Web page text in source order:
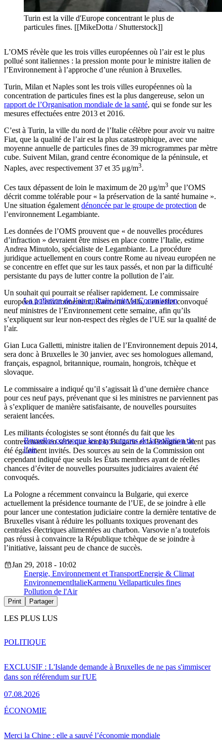
Turin est la ville d'Europe concentrant le plus de
particules fines. [[MikeDotta / Shutterstock]]
L’OMS révèle que les trois villes européennes où l’air est le plus
pollué sont italiennes : la pression monte pour le ministre italien de
l’Environnement à l’approche d’une réunion à Bruxelles.
Turin, Milan et Naples sont les trois villes européennes où la
concentration de particules fines est la plus dangereuse, selon un
rapport de l’Organisation mondiale de la santé, qui se fonde sur les
mesures effectuées entre 2013 et 2016.
C’est à Turin, la ville du nord de l’Italie célèbre pour avoir vu naitre
Fiat, que la qualité de l’air est la plus catastrophique, avec une
moyenne annuelle de particules fines de 39 microgrammes par mètre
cube. Suivent Milan, grand centre économique de la péninsule, et
Naples, avec respectivement 37 et 35 μg/m3.
Ces taux dépassent de loin le maximum de 20 μg/m3 que l’OMS
décrit comme tolérable pour « la préservation de la santé humaine ».
Une situation également dénoncée par le groupe de protection de
l’environnement Legambiante.
Les données de l’OMS prouvent que « de nouvelles procédures
d’infraction » devraient être mises en place contre l’Italie, estime
Andrea Minutolo, spécialiste de Legambiante. La procédure
juridique actuellement en cours contre Rome au niveau européen ne
se concentre en effet que sur les taux passés, et non par la difficulté
persistante du pays de lutter contre la pollution de l’air.
La pollution de l’air en Italie irrite la Commission
Un souhait qui pourrait se réaliser rapidement. Le commissaire
européen à l’environnement, Karmenu Vella, a en effet convoqué
neuf ministres de l’Environnement cette semaine, afin qu’ils
s’expliquent sur leur non-respect des règles de l’UE sur la qualité de
l’air.
Gian Luca Galletti, ministre italien de l’Environnement depuis 2014,
sera donc à Bruxelles le 30 janvier, avec ses homologues allemand,
français, espagnol, britannique, roumain, hongrois, tchèque et
slovaque.
Le commissaire a indiqué qu’il s’agissait là d’une dernière chance
pour ces neuf pays, prévenant que si les ministres ne parviennent pas
à s’expliquer de manière satisfaisante, de nouvelles poursuites
seraient lancées.
Bruxelles convoque les pays cancres de la pollution de
l’air
Les militants écologistes se sont étonnés du fait que les
contrevenants en série que sont la Bulgarie et la Pologne n’aient pas
été également invités. Des sources au sein de la Commission ont
cependant indiqué que seuls les États membres ayant de réelles
chances d’éviter de nouvelles poursuites judiciaires avaient été
convoqués.
La Pologne a récemment convaincu la Bulgarie, qui exerce
actuellement la présidence tournante de l’UE, de se joindre à elle
pour lancer une contestation judiciaire contre la dernière tentative de
Bruxelles visant à réduire les polluants toxiques provenant des
centrales électriques alimentées au charbon. Varsovie n’a toutefois
pas réussi à convaincre la République tchèque de se joindre à
l’initiative, laissant peu de chance de succès.
Jan 29, 2018 - 10:02
Energie, Environnement et TransportEnergie & Climat
EnvironnementItalieKarmenu Vellaparticules fines
Pollution de l'Air
Print Partager
LES PLUS LUS
EXCLUSIF : L'Islande demande à Bruxelles de ne pas s'immiscer
dans son référendum sur l'UE
07.08.2026
POLITIQUE
Merci la Chine : elle a sauvé l’économie mondiale
ÉCONOMIE